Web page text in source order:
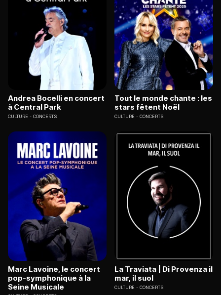
Andrea Bocelli en concert
à Central Park
CULTURE CONCERTS
Tout le monde chante : les
stars fêtent Noël
CULTURE CONCERTS
Marc Lavoine, le concert
pop-symphonique à la
Seine Musicale
La Traviata | Di Provenza il
mar, il suol
CULTURE CONCERTS